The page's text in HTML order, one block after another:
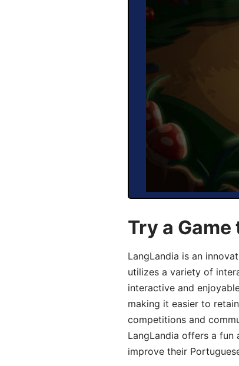
Try a
LangLandia is an
utilizes a variety of
interactive and
making it easier to
competitions and
LangLandia offers a
improve their